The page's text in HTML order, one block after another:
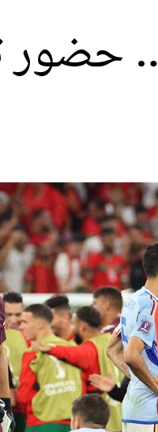
كأس العالم